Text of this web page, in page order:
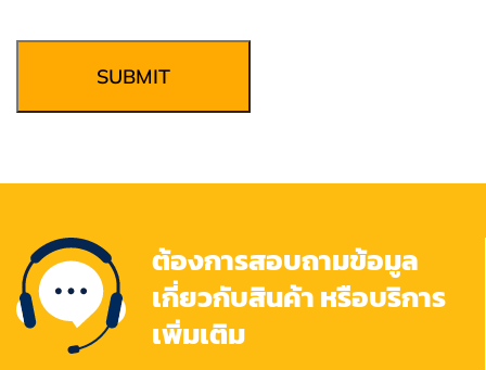
SUBMIT
ต้องการสอบถามข้อมูล
เกี่ยวกับสินค้า หรือบริการ
เพิ่มเติม